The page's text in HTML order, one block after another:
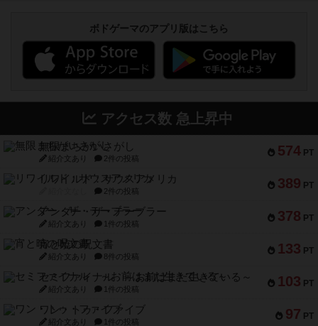
ボドゲーマのアプリ版はこちら
アクセス数 急上昇中
574 PT
無限まちがいさがし
紹介文あり 2件の投稿
389 PT
リワイルド：サウスアメリカ
2件の投稿
378 PT
アンダー・ザ・テーブラー
紹介文あり 1件の投稿
133 PT
宵と暁の呪文書
紹介文あり 8件の投稿
103 PT
セミファイナル ～お前はまだ生きている～
紹介文あり 1件の投稿
97 PT
ワン・トゥ・ファイブ
紹介文あり 1件の投稿